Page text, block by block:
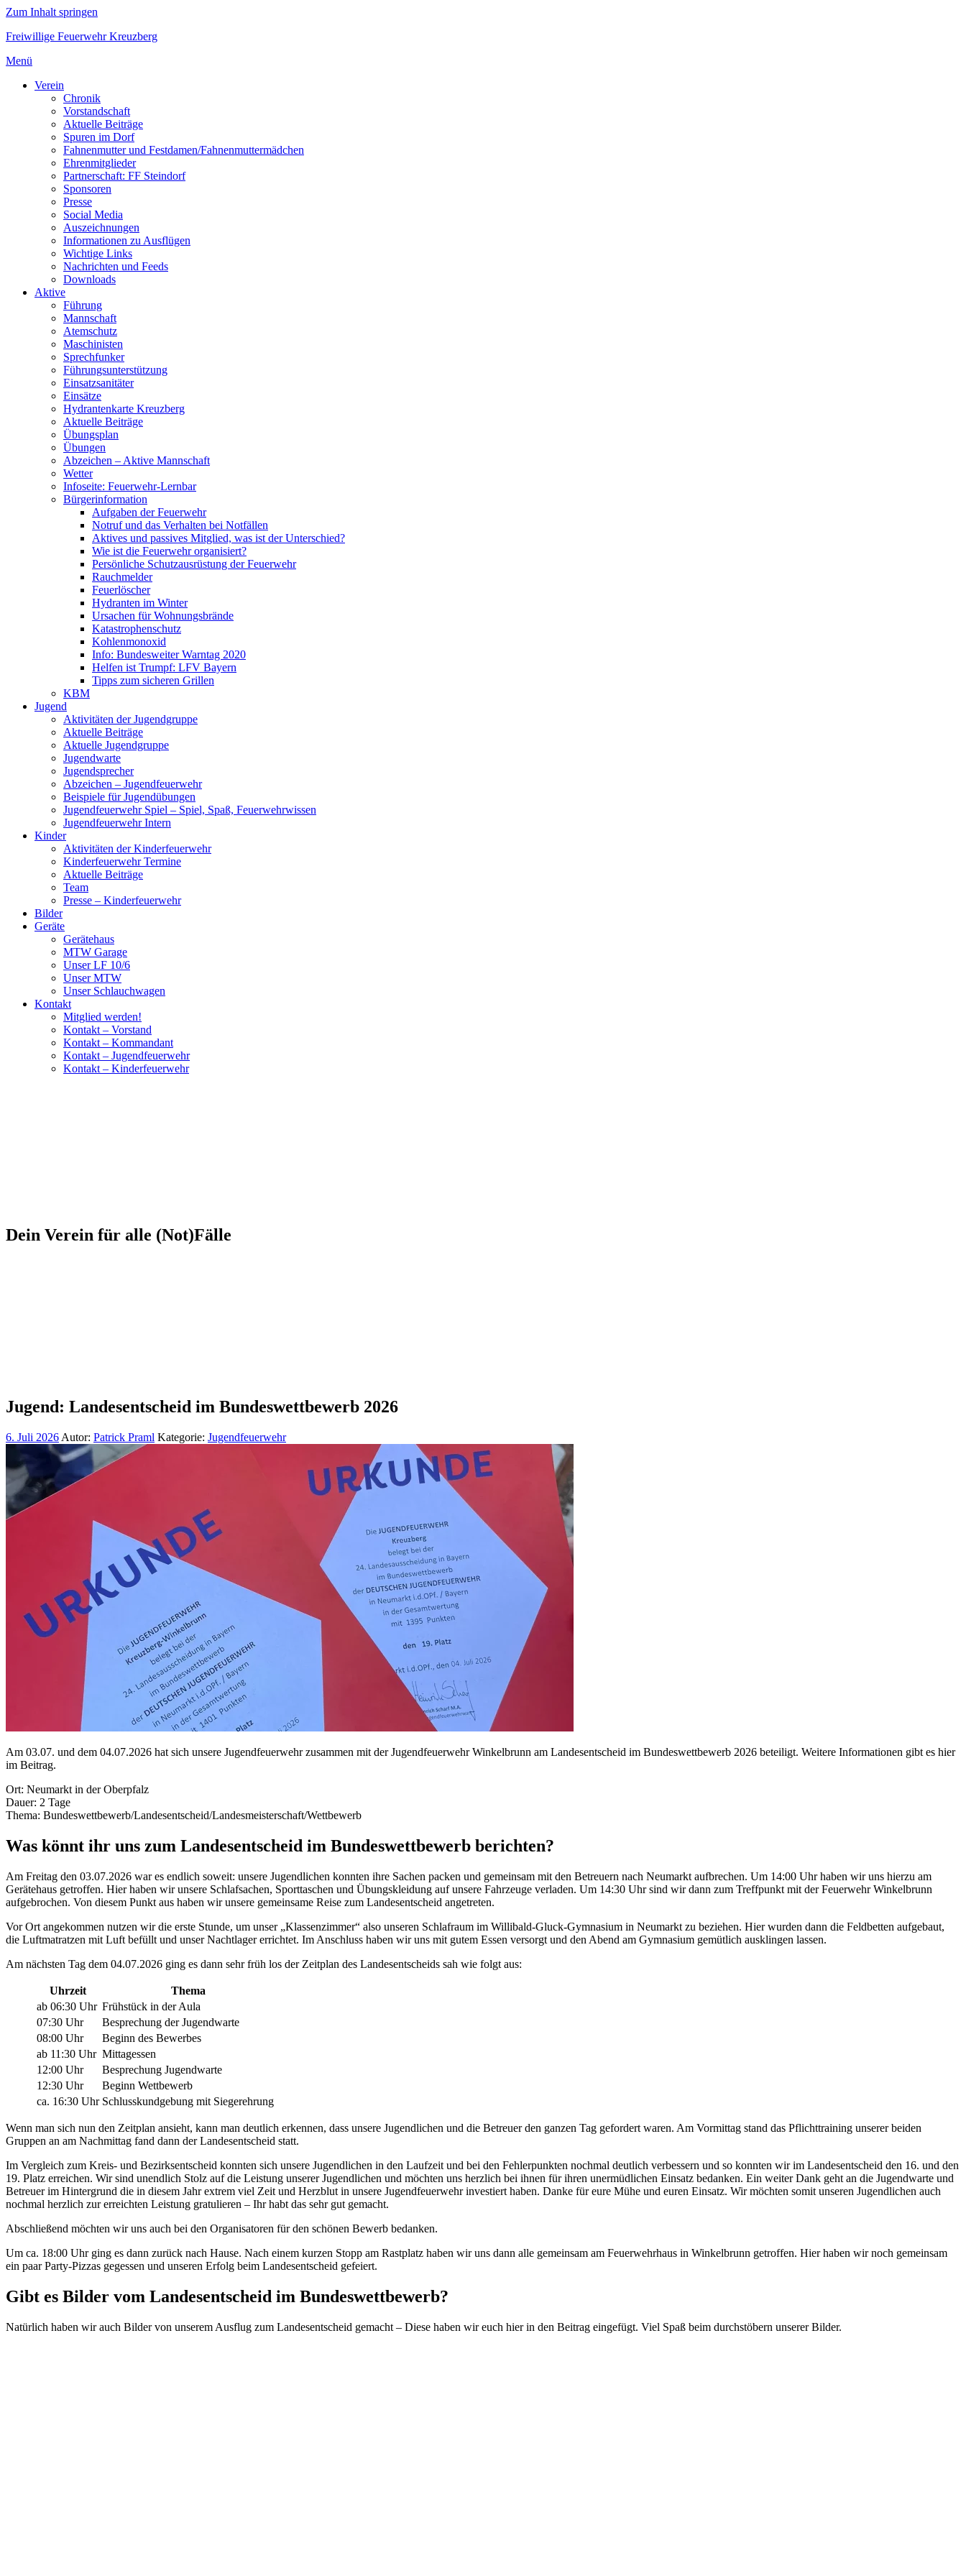
Zum Inhalt springen
Freiwillige Feuerwehr Kreuzberg
Menü
Verein
Chronik
Vorstandschaft
Aktuelle Beiträge
Spuren im Dorf
Fahnenmutter und Festdamen/Fahnenmuttermädchen
Ehrenmitglieder
Partnerschaft: FF Steindorf
Sponsoren
Presse
Social Media
Auszeichnungen
Informationen zu Ausflügen
Wichtige Links
Nachrichten und Feeds
Downloads
Aktive
Führung
Mannschaft
Atemschutz
Maschinisten
Sprechfunker
Führungsunterstützung
Einsatzsanitäter
Einsätze
Hydrantenkarte Kreuzberg
Aktuelle Beiträge
Übungsplan
Übungen
Abzeichen – Aktive Mannschaft
Wetter
Infoseite: Feuerwehr-Lernbar
Bürgerinformation
Aufgaben der Feuerwehr
Notruf und das Verhalten bei Notfällen
Aktives und passives Mitglied, was ist der Unterschied?
Wie ist die Feuerwehr organisiert?
Persönliche Schutzausrüstung der Feuerwehr
Rauchmelder
Feuerlöscher
Hydranten im Winter
Ursachen für Wohnungsbrände
Katastrophenschutz
Kohlenmonoxid
Info: Bundesweiter Warntag 2020
Helfen ist Trumpf: LFV Bayern
Tipps zum sicheren Grillen
KBM
Jugend
Aktivitäten der Jugendgruppe
Aktuelle Beiträge
Aktuelle Jugendgruppe
Jugendwarte
Jugendsprecher
Abzeichen – Jugendfeuerwehr
Beispiele für Jugendübungen
Jugendfeuerwehr Spiel – Spiel, Spaß, Feuerwehrwissen
Jugendfeuerwehr Intern
Kinder
Aktivitäten der Kinderfeuerwehr
Kinderfeuerwehr Termine
Aktuelle Beiträge
Team
Presse – Kinderfeuerwehr
Bilder
Geräte
Gerätehaus
MTW Garage
Unser LF 10/6
Unser MTW
Unser Schlauchwagen
Kontakt
Mitglied werden!
Kontakt – Vorstand
Kontakt – Kommandant
Kontakt – Jugendfeuerwehr
Kontakt – Kinderfeuerwehr
Dein Verein für alle (Not)Fälle
Jugend: Landesentscheid im Bundeswettbewerb 2026
6. Juli 2026 Autor: Patrick Praml Kategorie: Jugendfeuerwehr
Am 03.07. und dem 04.07.2026 hat sich unsere Jugendfeuerwehr zusammen mit der Jugendfeuerwehr Winkelbrunn am Landesentscheid im Bundeswettbewerb 2026 beteiligt. Weitere Informationen gibt es hier
im Beitrag.
Ort: Neumarkt in der Oberpfalz
Dauer: 2 Tage
Thema: Bundeswettbewerb/Landesentscheid/Landesmeisterschaft/Wettbewerb
Was könnt ihr uns zum Landesentscheid im Bundeswettbewerb berichten?
Am Freitag den 03.07.2026 war es endlich soweit: unsere Jugendlichen konnten ihre Sachen packen und gemeinsam mit den Betreuern nach Neumarkt aufbrechen. Um 14:00 Uhr haben wir uns hierzu am
Gerätehaus getroffen. Hier haben wir unsere Schlafsachen, Sporttaschen und Übungskleidung auf unsere Fahrzeuge verladen. Um 14:30 Uhr sind wir dann zum Treffpunkt mit der Feuerwehr Winkelbrunn
aufgebrochen. Von diesem Punkt aus haben wir unsere gemeinsame Reise zum Landesentscheid angetreten.
Vor Ort angekommen nutzen wir die erste Stunde, um unser „Klassenzimmer“ also unseren Schlafraum im Willibald-Gluck-Gymnasium in Neumarkt zu beziehen. Hier wurden dann die Feldbetten aufgebaut,
die Luftmatratzen mit Luft befüllt und unser Nachtlager errichtet. Im Anschluss haben wir uns mit gutem Essen versorgt und den Abend am Gymnasium gemütlich ausklingen lassen.
Am nächsten Tag dem 04.07.2026 ging es dann sehr früh los der Zeitplan des Landesentscheids sah wie folgt aus:
Uhrzeit
Thema
ab 06:30 Uhr Frühstück in der Aula
07:30 Uhr
Besprechung der Jugendwarte
08:00 Uhr
Beginn des Bewerbes
ab 11:30 Uhr Mittagessen
12:00 Uhr
Besprechung Jugendwarte
12:30 Uhr
Beginn Wettbewerb
ca. 16:30 Uhr Schlusskundgebung mit Siegerehrung
Wenn man sich nun den Zeitplan ansieht, kann man deutlich erkennen, dass unsere Jugendlichen und die Betreuer den ganzen Tag gefordert waren. Am Vormittag stand das Pflichttraining unserer beiden
Gruppen an am Nachmittag fand dann der Landesentscheid statt.
Im Vergleich zum Kreis- und Bezirksentscheid konnten sich unsere Jugendlichen in den Laufzeit und bei den Fehlerpunkten nochmal deutlich verbessern und so konnten wir im Landesentscheid den 16. und den
19. Platz erreichen. Wir sind unendlich Stolz auf die Leistung unserer Jugendlichen und möchten uns herzlich bei ihnen für ihren unermüdlichen Einsatz bedanken. Ein weiter Dank geht an die Jugendwarte und
Betreuer im Hintergrund die in diesem Jahr extrem viel Zeit und Herzblut in unsere Jugendfeuerwehr investiert haben. Danke für eure Mühe und euren Einsatz. Wir möchten somit unseren Jugendlichen auch
nochmal herzlich zur erreichten Leistung gratulieren – Ihr habt das sehr gut gemacht.
Abschließend möchten wir uns auch bei den Organisatoren für den schönen Bewerb bedanken.
Um ca. 18:00 Uhr ging es dann zurück nach Hause. Nach einem kurzen Stopp am Rastplatz haben wir uns dann alle gemeinsam am Feuerwehrhaus in Winkelbrunn getroffen. Hier haben wir noch gemeinsam
ein paar Party-Pizzas gegessen und unseren Erfolg beim Landesentscheid gefeiert.
Gibt es Bilder vom Landesentscheid im Bundeswettbewerb?
Natürlich haben wir auch Bilder von unserem Ausflug zum Landesentscheid gemacht – Diese haben wir euch hier in den Beitrag eingefügt. Viel Spaß beim durchstöbern unserer Bilder.